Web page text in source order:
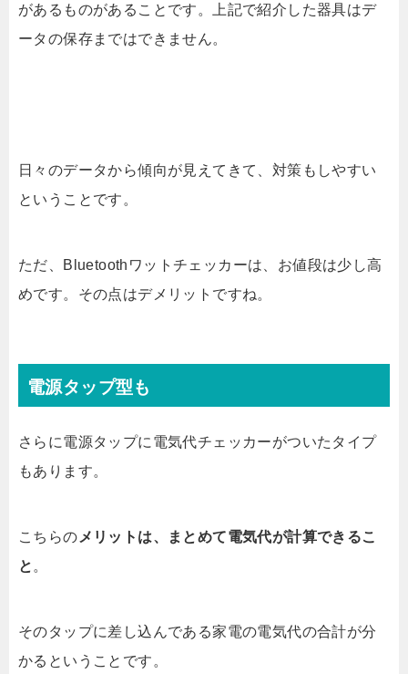
があるものがあることです。上記で紹介した器具はデ
ータの保存まではできません。
日々のデータから傾向が見えてきて、対策もしやすい
ということです。
ただ、Bluetoothワットチェッカーは、お値段は少し高
めです。その点はデメリットですね。
電源タップ型も
さらに電源タップに電気代チェッカーがついたタイプ
もあります。
こちらの メリットは、まとめて電気代が計算できるこ
と 。
そのタップに差し込んである家電の電気代の合計が分
かるということです。